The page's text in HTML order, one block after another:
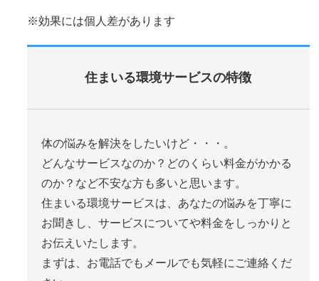
※効果には個人差があります
住まいる環境サービスの特徴
体の悩みを解決をしたいけど・・・。
どんなサービスなのか？どのくらい料金がかかる
のか？など不安な方も多いと思います。
住まいる環境サービスは、あなたの悩みを丁寧に
お聞きし、サービスについてや料金をしっかりと
お伝えいたします。
まずは、お電話でもメールでも気軽にご連絡くだ